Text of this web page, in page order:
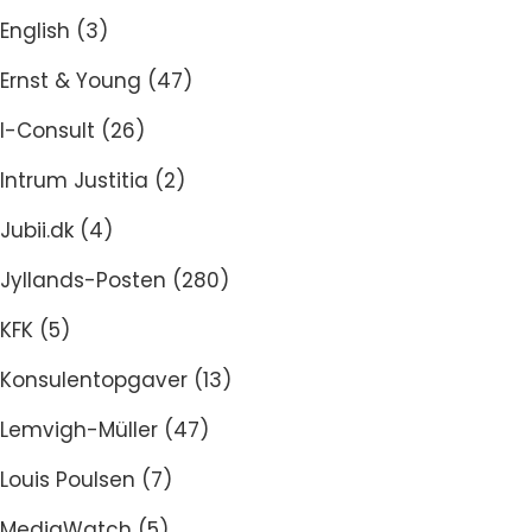
English (3)
Ernst & Young (47)
I-Consult (26)
Intrum Justitia (2)
Jubii.dk (4)
Jyllands-Posten (280)
KFK (5)
Konsulentopgaver (13)
Lemvigh-Müller (47)
Louis Poulsen (7)